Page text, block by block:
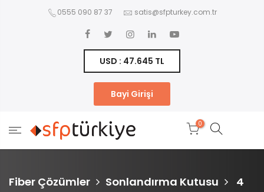
0555 090 87 37 satis@sfpturkey.com.tr
USD : 47.645 TL
Bayi Girişi
0
Fiber Çözümler Sonlandırma Kutusu
4